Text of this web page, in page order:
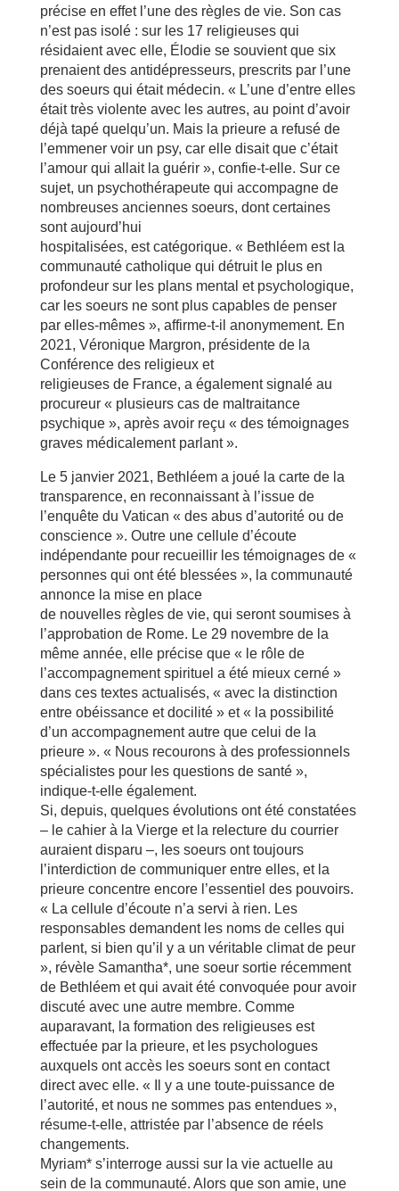
précise en effet l’une des règles de vie. Son cas
n’est pas isolé : sur les 17 religieuses qui
résidaient avec elle, Élodie se souvient que six
prenaient des antidépresseurs, prescrits par l’une
des soeurs qui était médecin. « L’une d’entre elles
était très violente avec les autres, au point d’avoir
déjà tapé quelqu’un. Mais la prieure a refusé de
l’emmener voir un psy, car elle disait que c’était
l’amour qui allait la guérir », confie-t-elle. Sur ce
sujet, un psychothérapeute qui accompagne de
nombreuses anciennes soeurs, dont certaines
sont aujourd’hui
hospitalisées, est catégorique. « Bethléem est la
communauté catholique qui détruit le plus en
profondeur sur les plans mental et psychologique,
car les soeurs ne sont plus capables de penser
par elles-mêmes », affirme-t-il anonymement. En
2021, Véronique Margron, présidente de la
Conférence des religieux et
religieuses de France, a également signalé au
procureur « plusieurs cas de maltraitance
psychique », après avoir reçu « des témoignages
graves médicalement parlant ».
Le 5 janvier 2021, Bethléem a joué la carte de la
transparence, en reconnaissant à l’issue de
l’enquête du Vatican « des abus d’autorité ou de
conscience ». Outre une cellule d’écoute
indépendante pour recueillir les témoignages de «
personnes qui ont été blessées », la communauté
annonce la mise en place
de nouvelles règles de vie, qui seront soumises à
l’approbation de Rome. Le 29 novembre de la
même année, elle précise que « le rôle de
l’accompagnement spirituel a été mieux cerné »
dans ces textes actualisés, « avec la distinction
entre obéissance et docilité » et « la possibilité
d’un accompagnement autre que celui de la
prieure ». « Nous recourons à des professionnels
spécialistes pour les questions de santé »,
indique-t-elle également.
Si, depuis, quelques évolutions ont été constatées
– le cahier à la Vierge et la relecture du courrier
auraient disparu –, les soeurs ont toujours
l’interdiction de communiquer entre elles, et la
prieure concentre encore l’essentiel des pouvoirs.
« La cellule d’écoute n’a servi à rien. Les
responsables demandent les noms de celles qui
parlent, si bien qu’il y a un véritable climat de peur
», révèle Samantha*, une soeur sortie récemment
de Bethléem et qui avait été convoquée pour avoir
discuté avec une autre membre. Comme
auparavant, la formation des religieuses est
effectuée par la prieure, et les psychologues
auxquels ont accès les soeurs sont en contact
direct avec elle. « Il y a une toute-puissance de
l’autorité, et nous ne sommes pas entendues »,
résume-t-elle, attristée par l’absence de réels
changements.
Myriam* s’interroge aussi sur la vie actuelle au
sein de la communauté. Alors que son amie, une